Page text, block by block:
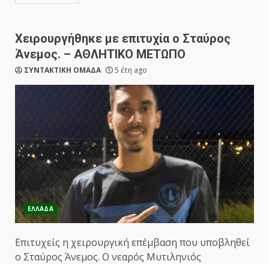
Χειρουργήθηκε με επιτυχία ο Σταύρος
Άνεμος. – ΑΘΛΗΤΙΚΟ ΜΕΤΩΠΟ
ΣΥΝΤΑΚΤΙΚΗ ΟΜΑΔΑ 5 έτη ago
ΕΛΛΑΔΑ
Επιτυχείς η χειρουργική επέμβαση που υποβληθεί
ο Σταύρος Άνεμος. Ο νεαρός Μυτιληνιός